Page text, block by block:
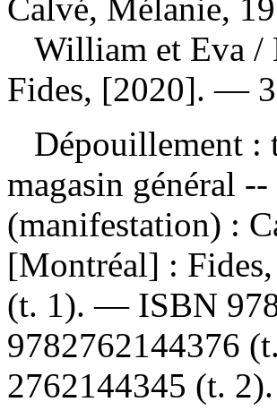
Calvé, Mélanie,
William et Eva /
Fides, [2020]. —
Dépouillement :
magasin général
(manifestation) :
[Montréal] :
(t. 1). — ISBN
9782762144376
2762144345 (t.